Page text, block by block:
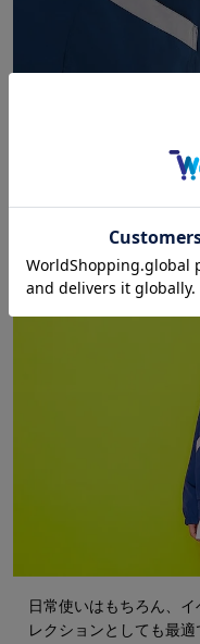
日常使いはもちろん、
レクションとしても最適